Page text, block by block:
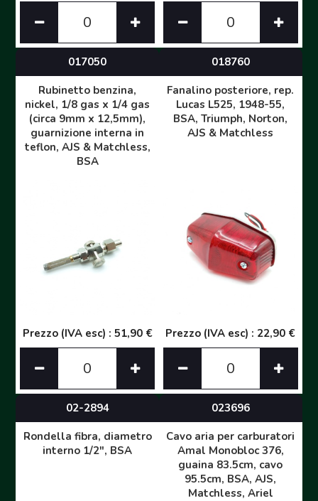
017050
Rubinetto benzina,
nickel, 1/8 gas x 1/4 gas
(circa 9mm x 12,5mm),
guarnizione interna in
teflon, AJS & Matchless,
BSA
Prezzo (IVA esc) : 51,90 €
018760
Fanalino posteriore, rep.
Lucas L525, 1948-55,
BSA, Triumph, Norton,
AJS & Matchless
Prezzo (IVA esc) : 22,90 €
02-2894
Rondella fibra, diametro
interno 1/2", BSA
023696
Cavo aria per carburatori
Amal Monobloc 376,
guaina 83.5cm, cavo
95.5cm, BSA, AJS,
Matchless, Ariel